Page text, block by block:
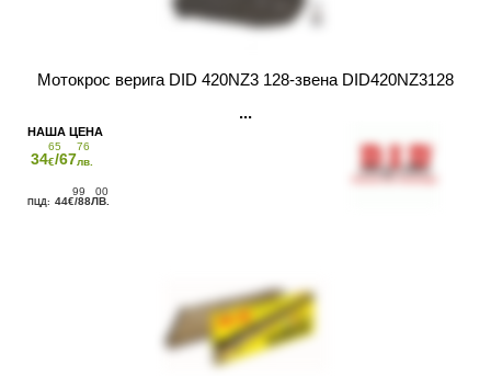
Мотокрос верига DID 420NZ3 128-звена DID420NZ3128
34
65
€/67
76
лв.
44
99
€/88
00
ЛВ.